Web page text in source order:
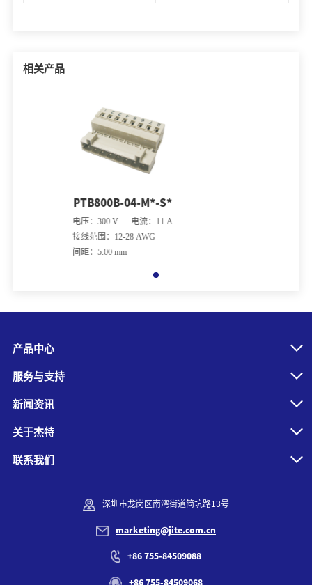
相关产品
产品中心
服务与支持
新闻资讯
关于杰特
联系我们
深圳市龙岗区南湾街道简坑路13号
marketing@jite.com.cn
+86 755-84509088
+86 755-84509068